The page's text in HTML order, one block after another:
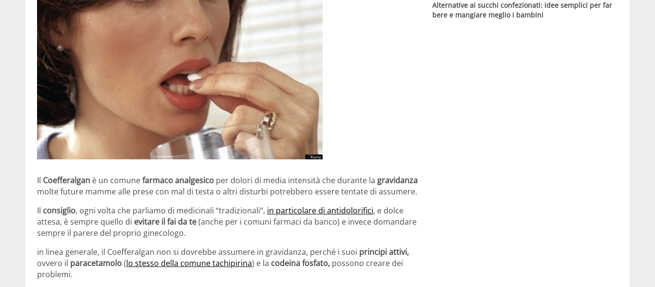
Il Coefferalgan è un comunefarmaco analgesico per dolori di media intensità che durante la gravidanza
molte future mamme alle prese con mal di testa o altri disturbi potrebbero essere tentate di assumere.
Il consiglio, ogni volta che parliamo di medicinali “tradizionali”, in particolare di antidolorifici, e dolce
attesa, è sempre quello di evitare il fai da te(anche per i comuni farmaci da banco) e invece domandare
sempre il parere del proprio ginecologo.
in linea generale, il Coefferalgan non si dovrebbe assumere in gravidanza, perché i suoi principi attivi,
ovvero il paracetamolo(lo stesso della comune tachipirina) e la codeina fosfato, possono creare dei
problemi.
Alternative ai succhi confezionati: idee semplici per far
bere e mangiare meglio i bambini